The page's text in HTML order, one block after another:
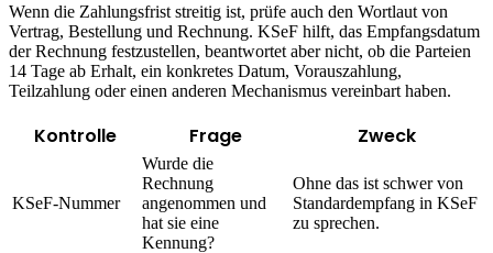
Wenn die Zahlungsfrist streitig ist, prüfe auch den Wortlaut von
Vertrag, Bestellung und Rechnung. KSeF hilft, das Empfangsdatum
der Rechnung festzustellen, beantwortet aber nicht, ob die Parteien
14 Tage ab Erhalt, ein konkretes Datum, Vorauszahlung,
Teilzahlung oder einen anderen Mechanismus vereinbart haben.
Kontrolle Frage Zweck
KSeF-Nummer
Wurde die
Rechnung
angenommen und
hat sie eine
Kennung?
Ohne das ist schwer von
Standardempfang in KSeF
zu sprechen.